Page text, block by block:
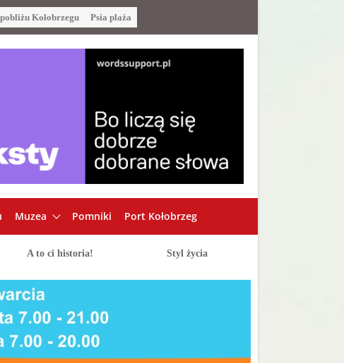
Kołobrzegu Psia plaża
Muzea Pomniki Port Kołobrzeg
A to ci historia! Styl życia